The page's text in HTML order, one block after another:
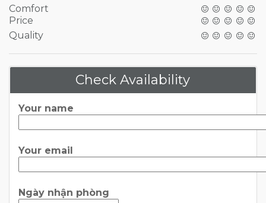
Comfort
Price
Quality
Check Availability
Your name
Your email
Ngày nhận phòng